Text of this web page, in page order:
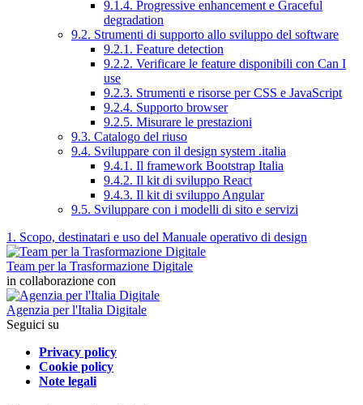
9.1.4. Progressive enhancement e Graceful
degradation
9.2. Strumenti di supporto allo sviluppo del software
9.2.1. Feature detection
9.2.2. Verificare le feature disponibili con Can I
use
9.2.3. Strumenti e risorse per CSS e JavaScript
9.2.4. Supporto browser
9.2.5. Misurare le prestazioni
9.3. Catalogo del riuso
9.4. Sviluppare con il design system .italia
9.4.1. Il framework Bootstrap Italia
9.4.2. Il kit di sviluppo React
9.4.3. Il kit di sviluppo Angular
9.5. Sviluppare con i modelli di sito e servizi
1. Scopo, destinatari e uso del Manuale operativo di design
Team per la Trasformazione Digitale
in collaborazione con
Agenzia per l'Italia Digitale
Seguici su
Privacy policy
Cookie policy
Note legali